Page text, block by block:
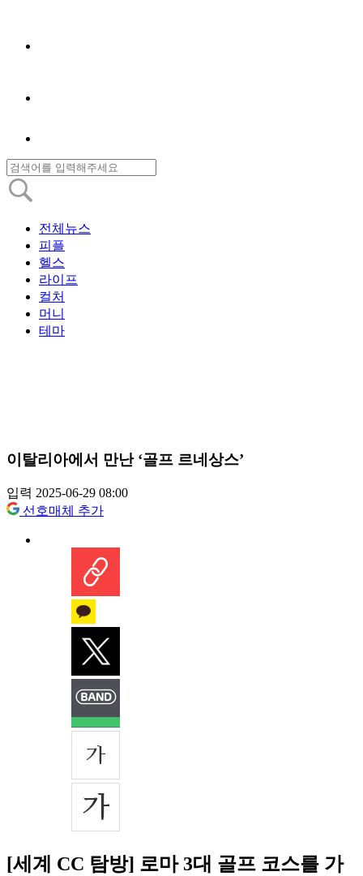
전체뉴스
피플
헬스
라이프
컬처
머니
테마
이탈리아에서 만난 ‘골프 르네상스’
입력 2025-06-29 08:00
선호매체 추가
[세계 CC 탐방] 로마 3대 골프 코스를 가